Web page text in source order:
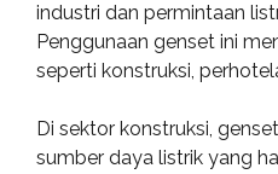
industri dan permintaan
Penggunaan genset ini
seperti konstruksi,
Di sektor konstruksi,
sumber daya listrik yang